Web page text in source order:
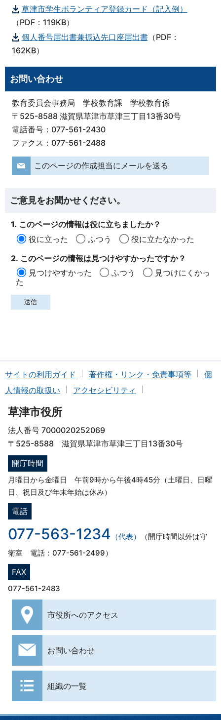
草津市学生ボランティア登録カード（記入例）
（PDF：119KB）
個人番号届出書兼振込先口座届出書（PDF：
162KB）
お問い合わせ
教育委員会事務局 学校教育課 学校教育係
〒525-8588 滋賀県草津市草津三丁目13番30号
電話番号：077-561-2430
ファクス：077-561-2488
このページの作成担当にメールを送る
ご意見をお聞かせください。
1. このページの情報は役に立ちましたか？
役に立った
ふつう
役に立たなかった
2. このページの情報は見つけやすかったですか？
見つけやすかった
ふつう
見つけにくかっ
た
サイトの利用ガイド 著作権・リンク・免責事項等
個
人情報の取扱い
アクセシビリティ
草津市役所
法人番号 7000020252069
〒525-8588 滋賀県草津市草津三丁目13番30号
開庁時間
月曜日から金曜日 午前9時から午後4時45分（土曜日、日曜
日、祝日及び年末年始は休み）
電話
077-563-1234 （代表）
（開庁時間以外は守
衛室 電話：077-561-2499）
FAX
077-561-2483
市役所へのアクセス
お問い合わせ
組織の一覧